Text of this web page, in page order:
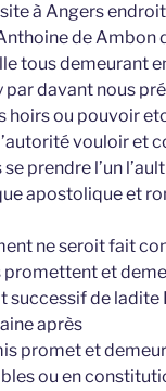
à Angers
de Ambon
tous demeurant
davant nous
ou pouvoir
vouloir et
prendre l’un
apostolique et
ne seroit fait
et
de ladite
après
promet et
ou en